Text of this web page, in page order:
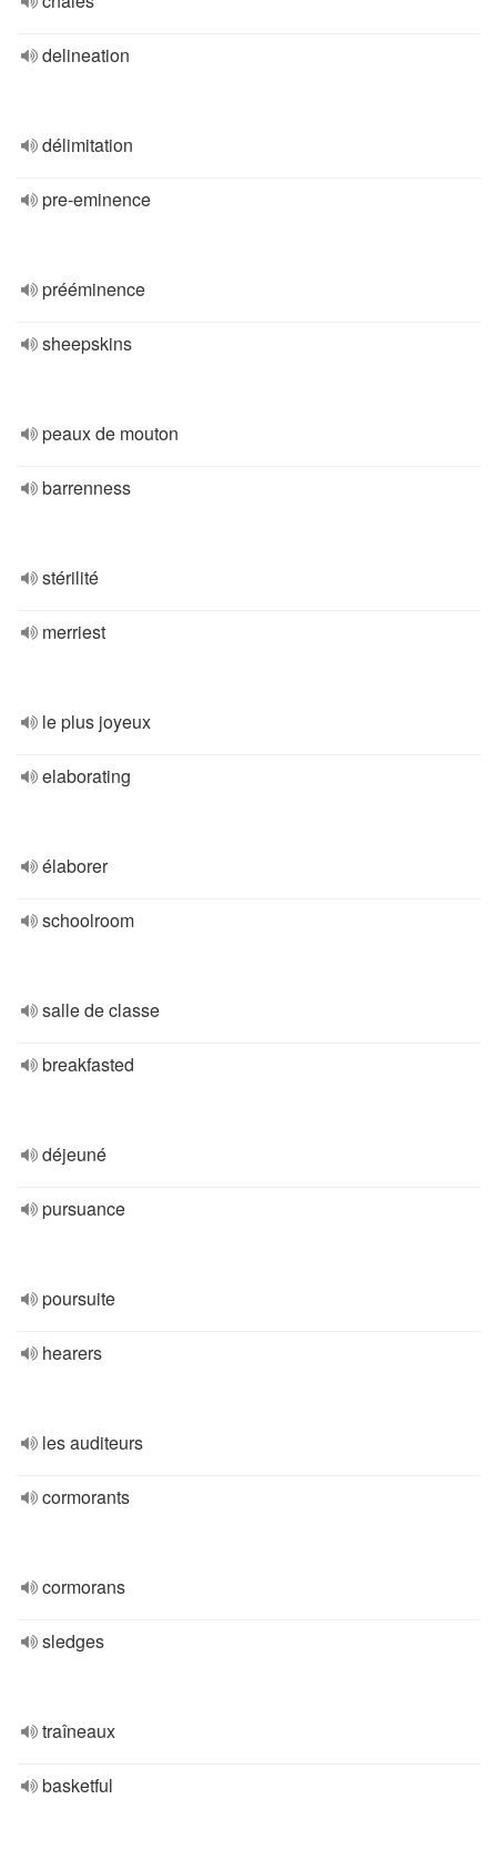
delineation
délimitation
pre-eminence
prééminence
sheepskins
peaux de mouton
barrenness
stérilité
merriest
le plus joyeux
elaborating
élaborer
schoolroom
salle de classe
breakfasted
déjeuné
pursuance
poursuite
hearers
les auditeurs
cormorants
cormorans
sledges
traîneaux
basketful